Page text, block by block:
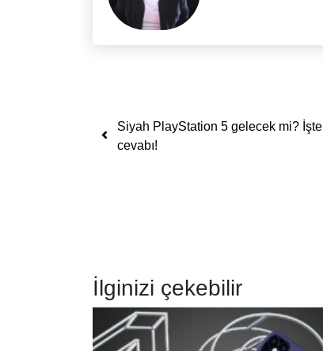
Yazı dolaşımı
Siyah PlayStation 5 gelecek mi? İşte
cevabı!
İlginizi çekebilir